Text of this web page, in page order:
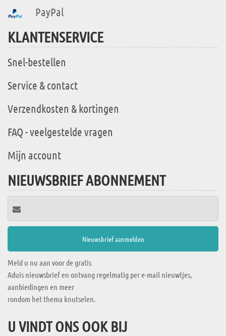
PayPal
KLANTENSERVICE
Snel-bestellen
Service & contact
Verzendkosten & kortingen
FAQ - veelgestelde vragen
Mijn account
NIEUWSBRIEF ABONNEMENT
Meld u nu aan voor de gratis
Aduis nieuwsbrief en ontvang regelmatig per e-mail nieuwtjes,
aanbiedingen en meer
rondom het thema knutselen.
U VINDT ONS OOK BIJ